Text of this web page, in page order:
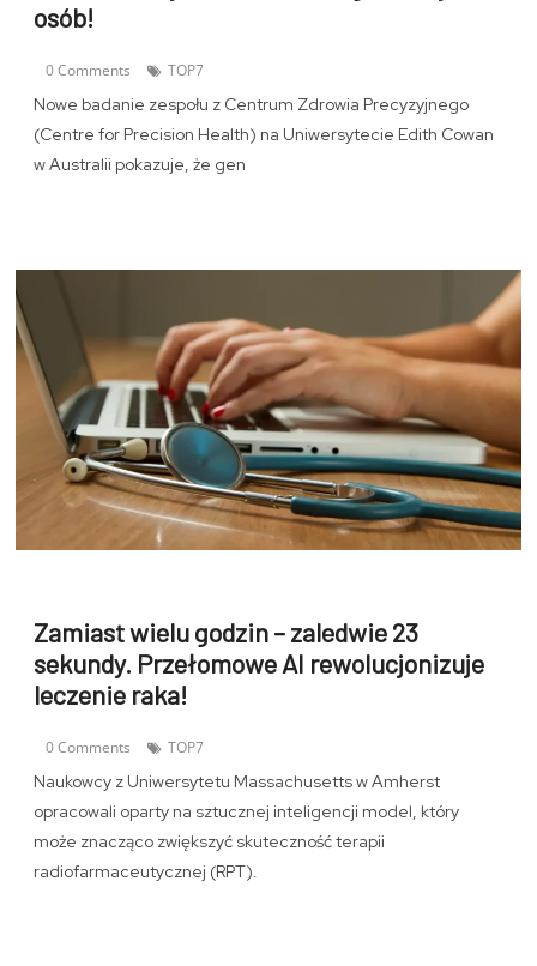
osób!
0 Comments TOP7
Nowe badanie zespołu z Centrum Zdrowia Precyzyjnego
(Centre for Precision Health) na Uniwersytecie Edith Cowan
w Australii pokazuje, że gen
Zamiast wielu godzin – zaledwie 23
sekundy. Przełomowe AI rewolucjonizuje
leczenie raka!
0 Comments TOP7
Naukowcy z Uniwersytetu Massachusetts w Amherst
opracowali oparty na sztucznej inteligencji model, który
może znacząco zwiększyć skuteczność terapii
radiofarmaceutycznej (RPT).